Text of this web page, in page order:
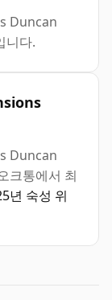
Duncan
니다.
Duncan
크통에서 최
년 숙성 위